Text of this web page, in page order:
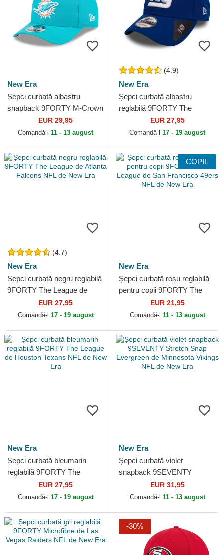
New Era
Șepci curbată albastru
snapback 9FORTY M-Crown
Team de Miami Dolphins NFL
de New Era
EUR 29,95
Comandă-l 11 - 13 august
(4.9)
New Era
Șepci curbată albastru
reglabilă 9FORTY The
League de New York Giants
NFL de New Era
EUR 27,95
Comandă-l 17 - 19 august
(4.7)
New Era
Șepci curbată negru reglabilă
9FORTY The League de
Atlanta Falcons NFL de New
Era
EUR 27,95
Comandă-l 17 - 19 august
COPIL
New Era
Șepci curbată roșu reglabilă
pentru copii 9FORTY The
League de San Francisco
49ers NFL de New Era
EUR 21,95
Comandă-l 11 - 13 august
New Era
Șepci curbată bleumarin
reglabilă 9FORTY The
League de Houston Texans
NFL de New Era
EUR 27,95
Comandă-l 17 - 19 august
New Era
Șepci curbată violet
snapback 9SEVENTY
Stretch Snap Evergreen de
Minnesota Vikings NFL de
EUR 31,95
Comandă-l 11 - 13 august
-30%